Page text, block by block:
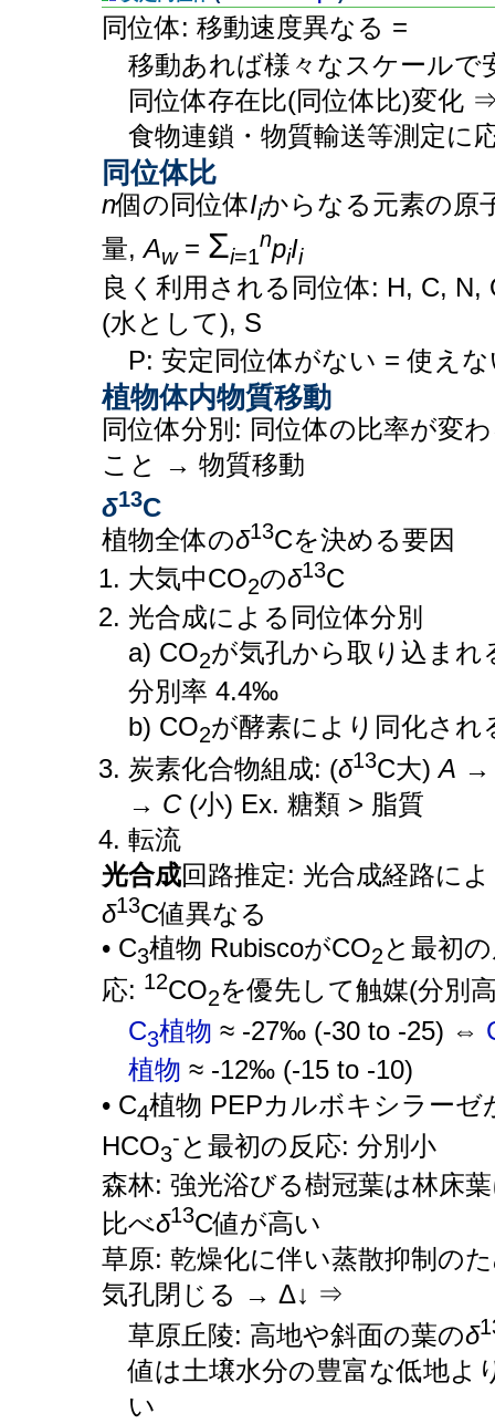
同位体: 移動速度異なる =
移動あれば様々なスケールで
同位体存在比(同位体比)変化
食物連鎖・物質輸送等測定に
同位体比
n個の同位体Iiからなる元素の原
量,Aw= Σi=1
npiIi
良く利用される同位体: H, C, N,
(水として), S
P: 安定同位体がない = 使え
植物体内物質移動
同位体分別: 同位体の比率が変
こと → 物質移動
δ13C
植物全体のδ13Cを決める要因
大気中CO2のδ13C
光合成による同位体分別
a) CO2が気孔から取り込まれ
分別率 4.4‰
b) CO2が酵素により同化され
炭素化合物組成: (δ13C大)A
→ C(小) Ex. 糖類 > 脂質
転流
光合成回路推定: 光合成経路に
δ13C値異なる
• C3植物 RubiscoがCO2 と最初
応: 12CO2を優先して触媒(分別
C3植物 ≈ -27‰ (-30 to -25) ⇔
植物 ≈ -12‰ (-15 to -10)
• C4植物 PEPカルボキシラーゼ
HCO3
- と最初の反応: 分別小
森林: 強光浴びる樹冠葉は林床
比べδ13C値が高い
草原: 乾燥化に伴い蒸散抑制の
気孔閉じる → Δ↓ ⇒
草原丘陵: 高地や斜面の葉のδ
値は土壌水分の豊富な低地よ
い